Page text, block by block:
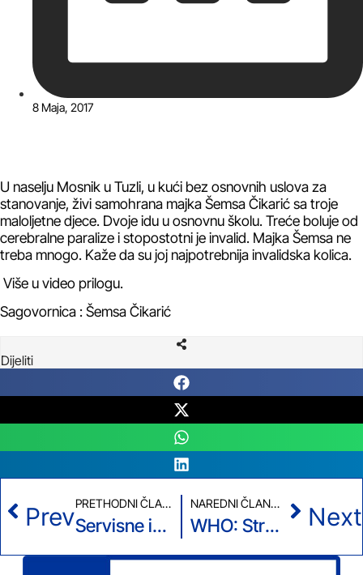
8 Maja, 2017
U naselju Mosnik u Tuzli, u kući bez osnovnih uslova za
stanovanje, živi samohrana majka Šemsa Čikarić sa troje
maloljetne djece. Dvoje idu u osnovnu školu. Treće boluje od
cerebralne paralize i stopostotni je invalid. Majka Šemsa ne
treba mnogo. Kaže da su joj najpotrebnija invalidska kolica.
Više u video prilogu.
Sagovornica : Šemsa Čikarić
Dijeliti
Prev PRETHODNI ČLANAK
Servisne informacije: Porasla savjest vozača – protekli dan bez saobraćajnih nesreća
NAREDNI ČLANAK
WHO: Stručnjaci vjeruju da nije moguće spriječiti novu epidemiju ebole Next